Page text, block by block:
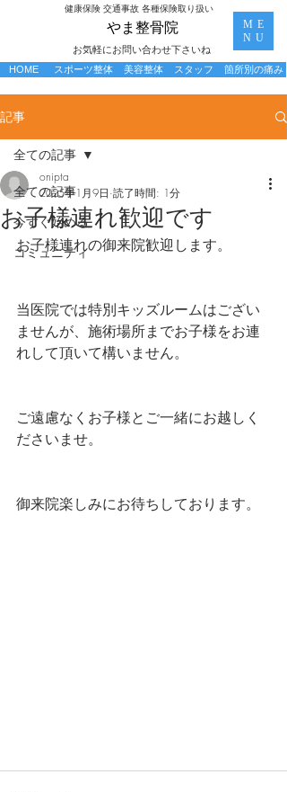
お気軽にお問い合わせ下さいね
​やま整骨院
​健康保険 交通事故 各種保険取り扱い
ME
NU
スポーツ整体 美容整体 箇所別の痛み
HOME スタッフ
記事
全ての記事
今すぐ始める
コミュニティ
全ての記事
お子様連れ歓迎です
onipta
2025年1月9日 読了時間: 1分
お子様連れの御来院歓迎します。
当医院では特別キッズルームはござい
ませんが、施術場所までお子様をお連
れして頂いて構いません。
ご遠慮なくお子様とご一緒にお越しく
ださいませ。
御来院楽しみにお待ちしております。